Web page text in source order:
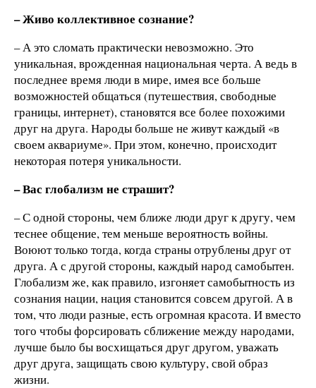
–Живо коллективное сознание?
– А это сломать практически невозможно. Это
уникальная, врожденная национальная черта. А ведь в
последнее время люди в мире, имея все больше
возможностей общаться (путешествия, свободные
границы, интернет), становятся все более похожими
друг на друга. Народы больше не живут каждый «в
своем аквариуме». При этом, конечно, происходит
некоторая потеря уникальности.
– Вас глобализм не страшит?
– С одной стороны, чем ближе люди друг к другу, чем
теснее общение, тем меньше вероятность войны.
Воюют только тогда, когда страны отрублены друг от
друга. А с другой стороны, каждый народ самобытен.
Глобализм же, как правило, изгоняет самобытность из
сознания нации, нация становится совсем другой. А в
том, что люди разные, есть огромная красота. И вместо
того чтобы форсировать сближение между народами,
лучше было бы восхищаться друг другом, уважать
друг друга, защищать свою культуру, свой образ
жизни.